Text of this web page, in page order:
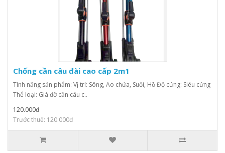
Chống cần câu đài cao cấp 2m1
Tính năng sản phẩm: Vị trí: Sông, Ao chứa, Suối, Hồ Độ cứng: Siêu cứng
Thể loại: Giá đỡ cần câu c..
120.000đ
Trước thuế: 120.000đ